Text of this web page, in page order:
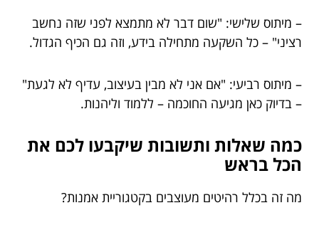
– מיתוס שלישי: "שום דבר לא מתמצא לפני שזה נחשב
רציני" – כל השקעה מתחילה בידע, וזה גם הכיף הגדול.
– מיתוס רביעי: "אם אני לא מבין בעיצוב, עדיף לא לגעת"
– בדיוק כאן מגיעה החוכמה – ללמוד וליהנות.
כמה שאלות ותשובות שיקבעו לכם את
הכל בראש
מה זה בכלל רהיטים מעוצבים בקטגוריית אמנות?